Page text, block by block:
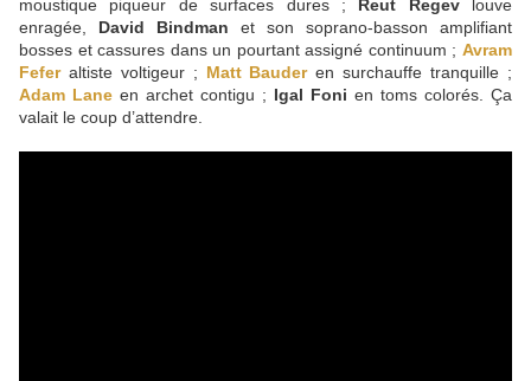
moustique piqueur de surfaces dures ; Reut Regevlouve
enragée, David Bindman et son soprano-basson amplifiant
bosses et cassures dans un pourtant assigné continuum ; Avram
Feferaltiste voltigeur ; Matt Bauder en surchauffe tranquille ;
Adam Lane en archet contigu ; Igal Foni en toms colorés. Ça
valait le coup d’attendre.